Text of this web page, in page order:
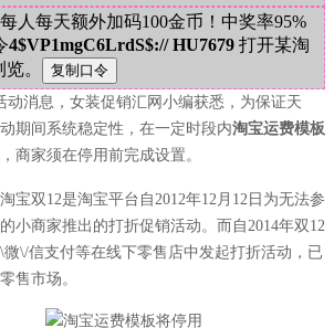
人每天额外加码100金币！中奖率95%
4$VP1mgC6LrdS$:// HU7679 打开某淘
。
动消息，女装促销汇网小编获悉，为保证天
期间系统稳定性，在一定时段内淘宝运费模板
商家须在停用前完成设置。
双12是淘宝平台自2012年12月12日为无法参
小商家推出的打折促销活动。而自2014年双12
微\/信支付等在线下零售店中发起打折活动，已
售市场。